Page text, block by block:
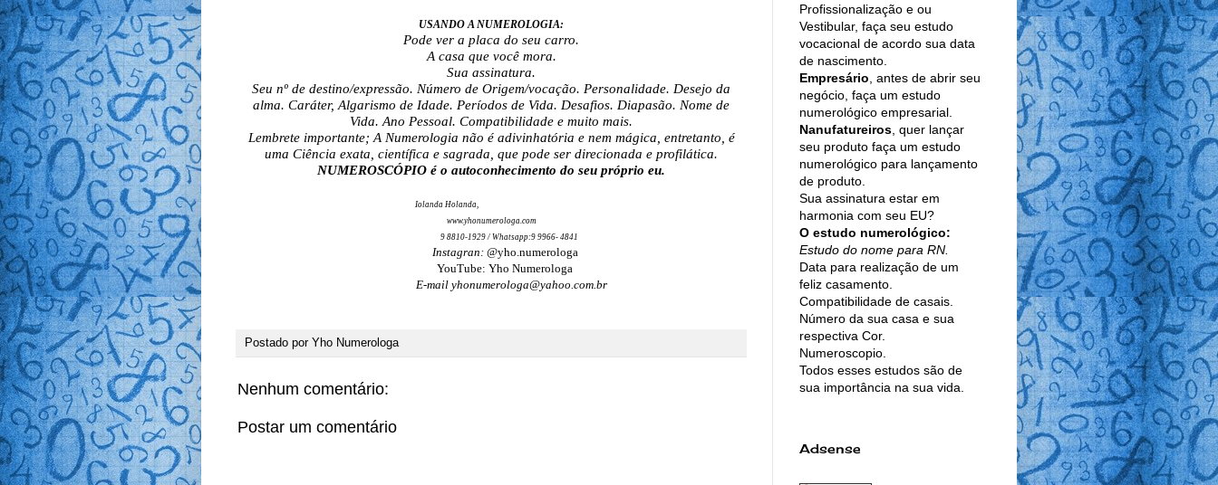
USANDO A NUMEROLOGIA:
Pode ver a placa do seu carro.
A casa que você mora.
Sua assinatura.
Seu nº de destino/expressão. Número de Origem/vocação. Personalidade. Desejo da
alma. Caráter, Algarismo de Idade. Períodos de Vida. Desafios. Diapasão. Nome de
Vida. Ano Pessoal. Compatibilidade e muito mais.
Lembrete importante; A Numerologia não é adivinhatória e nem mágica, entretanto, é
uma Ciência exata, científica e sagrada, que pode ser direcionada e profilática.
NUMEROSCÓPIO é o autoconhecimento do seu próprio eu.
Iolanda Holanda,
www.yhonumerologa.com
9 8810-1929 / Whatsapp:9 9966- 4841
Instagran: @yho.numerologa
YouTube: Yho Numerologa
E-mail yhonumerologa@yahoo.com.br
Postado por Yho Numerologa
Nenhum comentário:
Postar um comentário
Profissionalização e ou
Vestibular, faça seu estudo
vocacional de acordo sua data
de nascimento.
Empresário , antes de abrir seu
negócio, faça um estudo
numerológico empresarial.
Nanufatureiros , quer lançar
seu produto faça um estudo
numerológico para lançamento
de produto.
Sua assinatura estar em
harmonia com seu EU?
O estudo numerológico:
Estudo do nome para RN.
Data para realização de um
feliz casamento.
Compatibilidade de casais.
Número da sua casa e sua
respectiva Cor.
Numeroscopio.
Todos esses estudos são de
sua importância na sua vida.
Adsense